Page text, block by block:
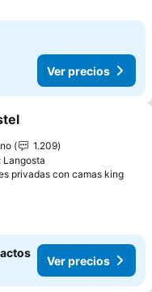
Ver precios
a favoritos
1.209
Langosta
privadas con camas kingVer
Ver precios